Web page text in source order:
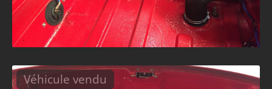
Véhicule vendu